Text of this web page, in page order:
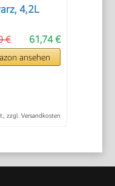
4,2L
61,74 €
€
ansehen
zzgl. Versandkosten